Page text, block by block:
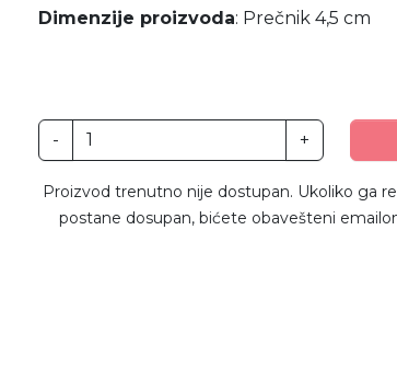
Dimenzije proizvoda: Prečnik 4,5 cm
- +
Proizvod trenutno nije dostupan. Ukoliko ga
postane dosupan, bićete obavešteni